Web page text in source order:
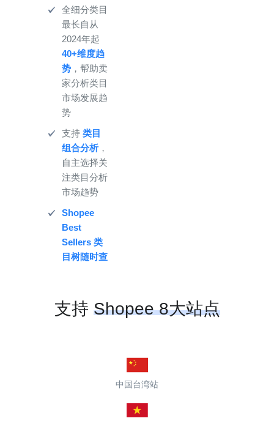
全细分类目
最长自从
2024年起
40+维度趋
势 ，帮助卖
家分析类目
市场发展趋
势
支持类目
组合分析，
自主选择关
注类目分析
市场趋势
Shopee
Best
Sellers 类
目树随时查
支持 Shopee 8大站点
中国台湾站